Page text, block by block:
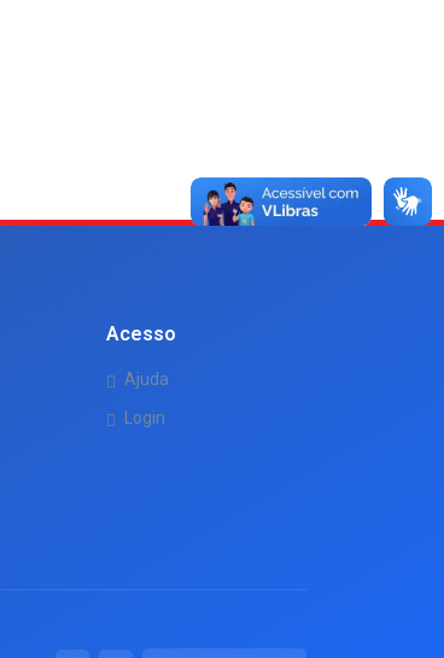
Acesso
Ajuda
Login